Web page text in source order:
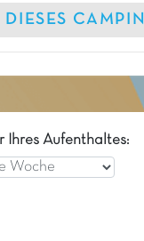
Ihres Aufenthaltes: